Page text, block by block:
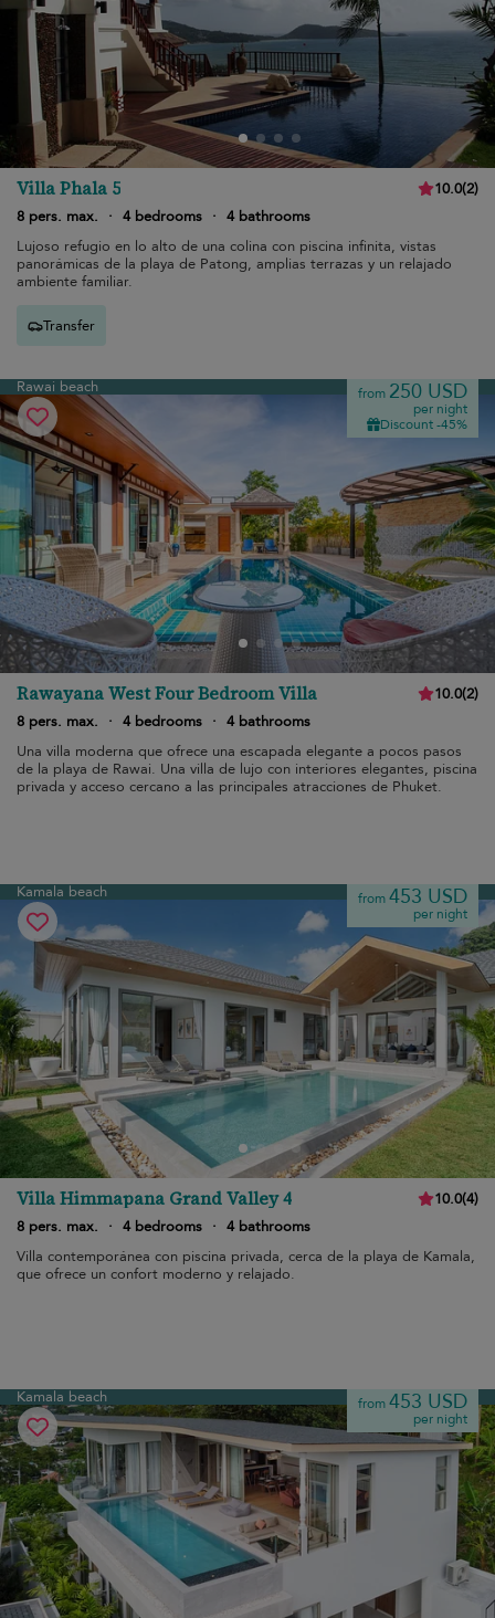
Villa Phala 5 10.0(2)
8 pers. max.
· 4 bedrooms · 4 bathrooms
Lujoso refugio en lo alto de una colina con piscina infinita, vistas
panorámicas de la playa de Patong, amplias terrazas y un relajado
ambiente familiar.
Transfer
Rawai beach from 250 USD
per night
Discount -45%
Rawayana West Four Bedroom Villa 10.0(2)
8 pers. max.
· 4 bedrooms · 4 bathrooms
Una villa moderna que ofrece una escapada elegante a pocos pasos
de la playa de Rawai. Una villa de lujo con interiores elegantes, piscina
privada y acceso cercano a las principales atracciones de Phuket.
Kamala beach from453 USD
per night
Villa Himmapana Grand Valley 4 10.0(4)
8 pers. max.
· 4 bedrooms · 4 bathrooms
Villa contemporánea con piscina privada, cerca de la playa de Kamala,
que ofrece un confort moderno y relajado.
Kamala beach from453 USD
per night